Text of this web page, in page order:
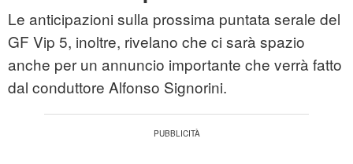
Le anticipazioni sulla prossima puntata serale del
GF Vip 5, inoltre, rivelano che ci sarà spazio
anche per un annuncio importante che verrà fatto
dal conduttore Alfonso Signorini.